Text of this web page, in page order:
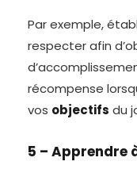
Par exemple,
respecter afin
récompense
vos objectifs du
5 – Apprendre